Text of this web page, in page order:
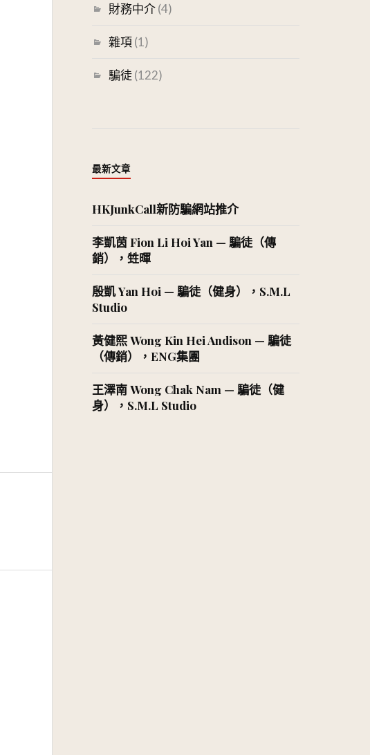
財務中介(4)
雜項(1)
騙徒(122)
最新文章
HKJunkCall新防騙網站推介
李凱茵 Fion Li Hoi Yan — 騙徒（傳
銷），甡暉
殷凱 Yan Hoi — 騙徒（健身），S.M.L
Studio
黃健熙 Wong Kin Hei Andison — 騙徒
（傳銷），ENG集團
王澤南 Wong Chak Nam — 騙徒（健
身），S.M.L Studio